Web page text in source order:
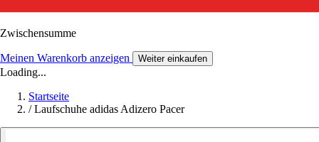
Zwischensumme
Meinen Warenkorb anzeigen Weiter einkaufen
Loading...
Startseite
/ Laufschuhe adidas Adizero Pacer